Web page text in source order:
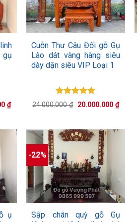
gụ
₫Giá
hiện
58.000.000 ₫.
+
Cuỗn Thư Câu Đối gỗ Gụ
Lào dát vàng hàng siêu
dày dặn siêu VIP Loại 1
Được xếp
hạng
24.000.000₫ Giá
20.000.000 ₫Giá
hiện
ụ
-22%
+
Sập chân quỳ gỗ Gụ